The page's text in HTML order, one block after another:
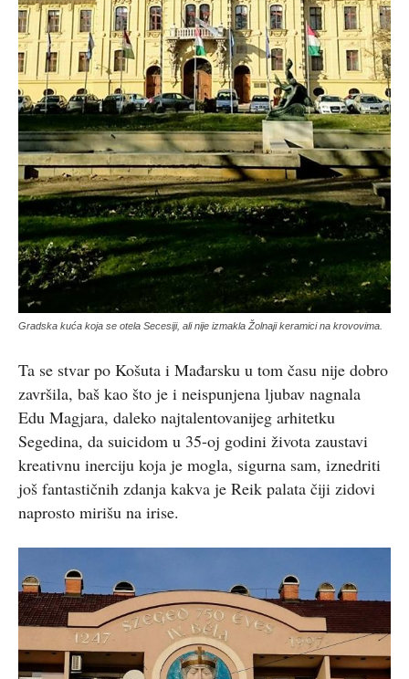
Gradska kuća koja se otela Secesiji, ali nije izmakla Žolnaji keramici na krovovima.
Ta se stvar po Košuta i Mađarsku u tom času nije dobro
završila, baš kao što je i neispunjena ljubav nagnala
Edu Magjara, daleko najtalentovanijeg arhitetku
Segedina, da suicidom u 35-oj godini života zaustavi
kreativnu inerciju koja je mogla, sigurna sam, iznedriti
još fantastičnih zdanja kakva je Reik palata čiji zidovi
naprosto mirišu na irise.